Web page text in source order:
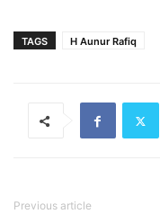
TAGS H Aunur Rafiq
Previous article